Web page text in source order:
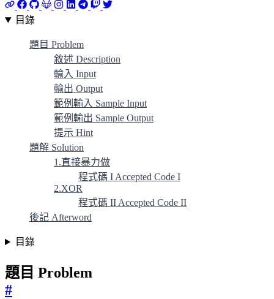
目錄
題目 Problem
敘述 Description
輸入 Input
輸出 Output
範例輸入 Sample Input
範例輸出 Sample Output
提示 Hint
題解 Solution
1.直接暴力做
程式碼 I Accepted Code I
2.XOR
程式碼 II Accepted Code II
後記 Afterword
目錄
題目 Problem
#